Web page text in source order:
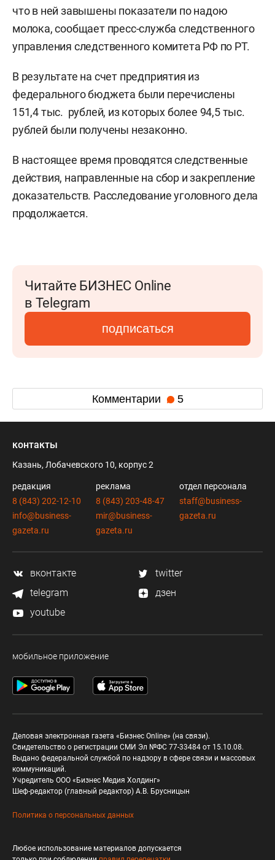
что в ней завышены показатели по надою
молока, сообщает пресс-служба следственного
управления следственного комитета РФ по РТ.
В результате на счет предприятия из
федерального бюджета были перечислены
151,4 тыс. рублей, из которых более 94,5 тыс.
рублей были получены незаконно.
В настоящее время проводятся следственные
действия, направленные на сбор и закрепление
доказательств. Расследование уголовного дела
продолжается.
Читайте БИЗНЕС Online
в Telegram
подписаться
Комментарии 5
контакты
Казань, Лобачевского 10, корпус 2
редакция
8 (843) 202-12-10
info@business-
gazeta.ru
реклама
8 (843) 203-48-47
mir@business-
gazeta.ru
отдел персонала
staff@business-
gazeta.ru
вконтакте
twitter
telegram
дзен
youtube
мобильное приложение
Деловая электронная газета «Бизнес Online» (на связи).
Свидетельство о регистрации СМИ Эл №ФС 77-33484 от 15.10.08.
Выдано федеральной службой по надзору в сфере связи и массовых
коммуникаций.
Учредитель ООО «Бизнес Медия Холдинг»
Шеф-редактор (главный редактор) А.В. Брусницын
Политика о персональных данных
Любое использование материалов допускается